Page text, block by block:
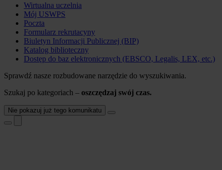
Wirtualna uczelnia
Mój USWPS
Poczta
Formularz rekrutacyny
Biuletyn Informacji Publicznej (BIP)
Katalog biblioteczny
Dostęp do baz elektronicznych (EBSCO, Legalis, LEX, etc.)
Sprawdź nasze rozbudowane narzędzie do wyszukiwania.
Szukaj po kategoriach – oszczędzaj swój czas.
Nie pokazuj już tego komunikatu